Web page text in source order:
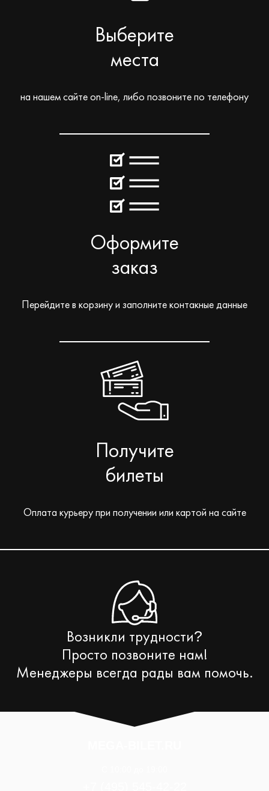
Выберите
места
на нашем сайте on-line, либо позвоните по телефону
Оформите
заказ
Перейдите в корзину и заполните контакные данные
Получите
билеты
Оплата курьеру при получении или картой на сайте
Возникли трудности?
Просто позвоните нам!
Менеджеры всегда рады вам помочь.